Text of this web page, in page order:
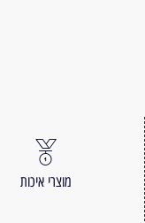
מוצרי איכות